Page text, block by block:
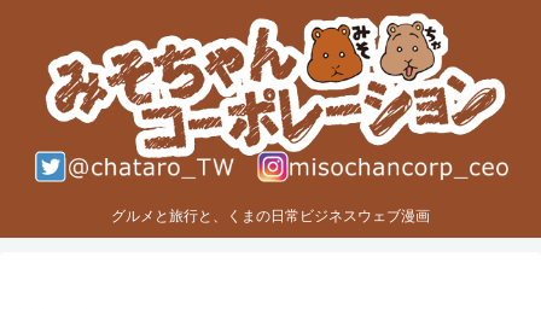
グルメと旅行と、くまの日常ビジネスウェブ漫画